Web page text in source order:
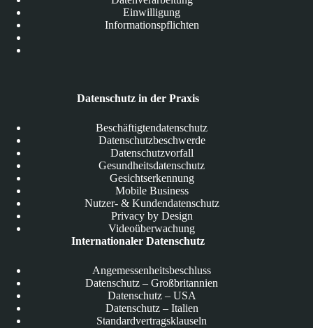
Einwilligung
Informationspflichten
Datenschutz in der Praxis
Beschäftigtendatenschutz
Datenschutzbeschwerde
Datenschutzvorfall
Gesundheitsdatenschutz
Gesichtserkennung
Mobile Business
Nutzer- & Kundendatenschutz
Privacy by Design
Videoüberwachung
Internationaler Datenschutz
Angemessenheitsbeschluss
Datenschutz – Großbritannien
Datenschutz – USA
Datenschutz – Italien
Standardvertragsklauseln